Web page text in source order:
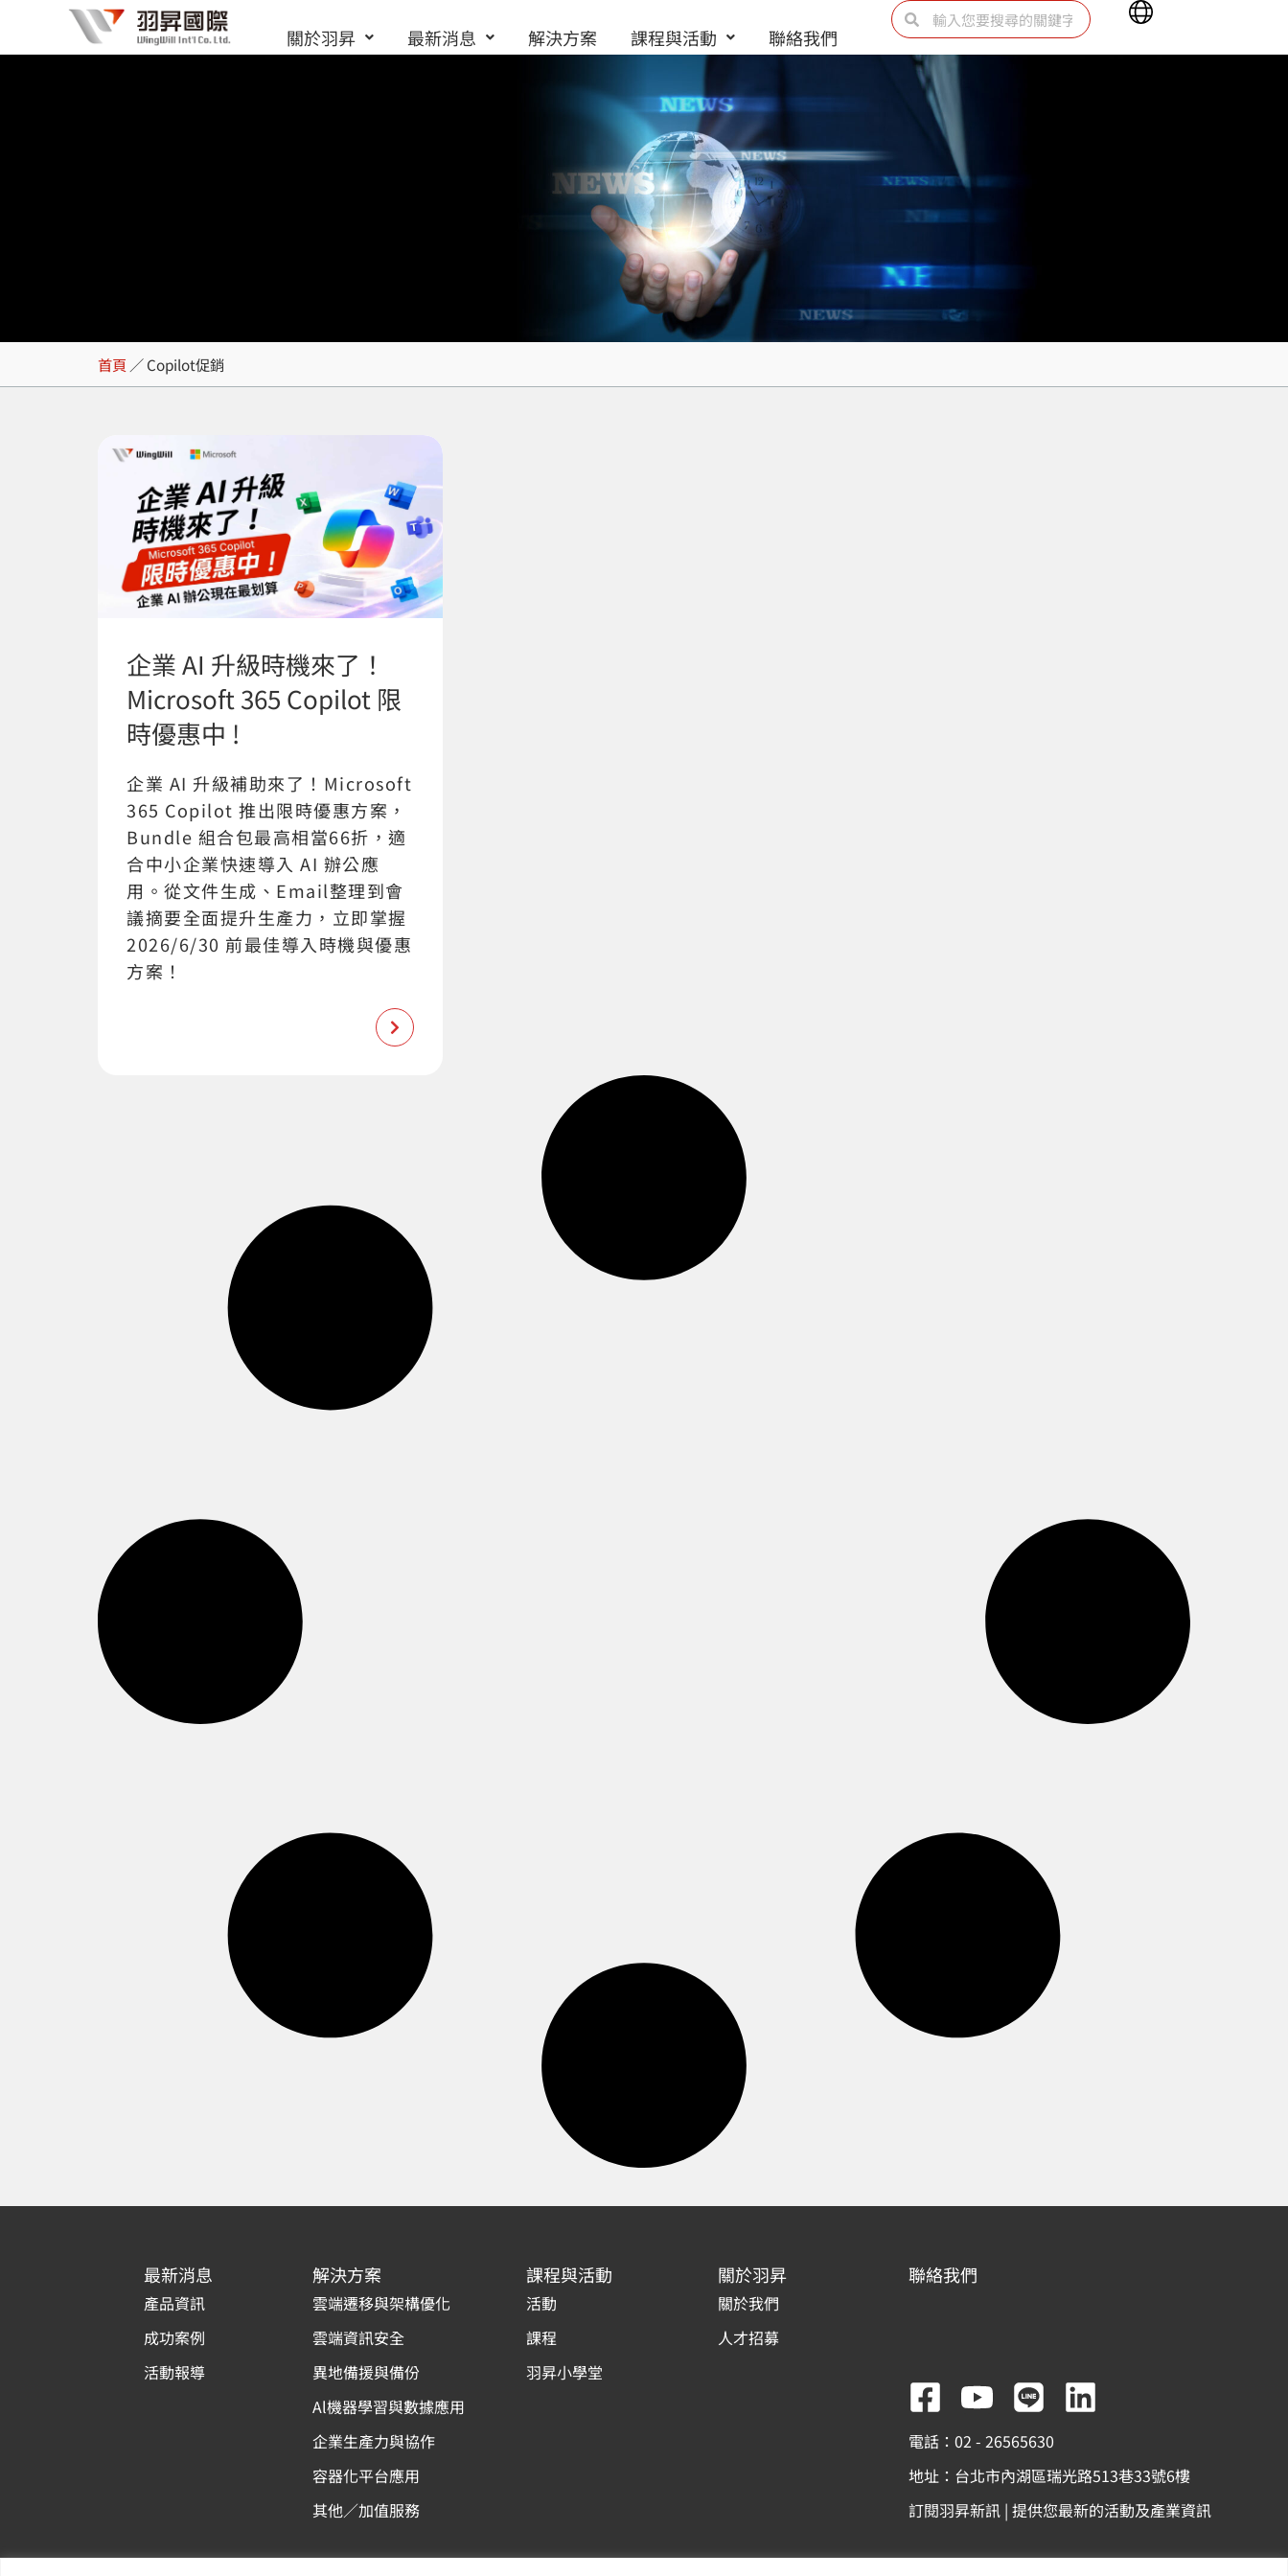
至
關於羽昇 最新消息 解決方案 課程與活動 聯絡我們
搜
尋 尋
Main
Menu
Copilot促銷
首頁 ／Copilot促銷
企業 AI 升級時機來了！
Microsoft 365 Copilot 限
時優惠中 !
企業 AI 升級補助來了！Microsoft
365 Copilot 推出限時優惠方案，
Bundle 組合包最高相當66折，適
合中小企業快速導入 AI 辦公應
用。從文件生成、Email整理到會
議摘要全面提升生產力，立即掌握
2026/6/30 前最佳導入時機與優惠
方案！
最新消息
產品資訊
成功案例
活動報導
解決方案
雲端遷移與架構優化
雲端資訊安全
異地備援與備份
Al機器學習與數據應用
企業生產力與協作
容器化平台應用
其他／加值服務
課程與活動
活動
課程
羽昇小學堂
關於羽昇
關於我們
人才招募
聯絡我們
F
a
c
e
b
o
Y
o
u
t
u
b
L
i
n
e
L
n
k
e
d
電話：02 - 26565630
地址：台北市內湖區瑞光路513巷33號6樓
訂閱羽昇新訊 | 提供您最新的活動及產業資訊